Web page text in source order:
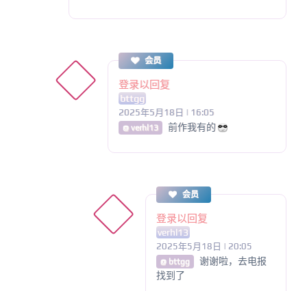
会员
登录以回复
bttgg
2025年5月18日 | 16:05
@ verhl13 前作我有的
会员
登录以回复
verhl13
2025年5月18日 | 20:05
@ bttgg
谢谢啦，去电报
找到了